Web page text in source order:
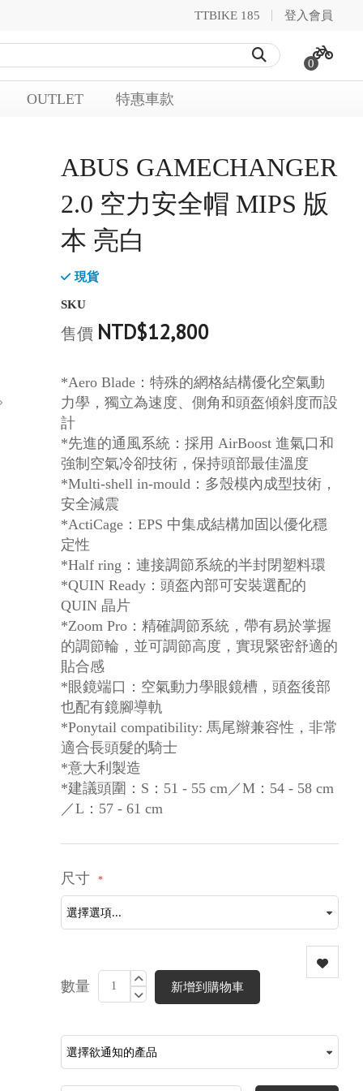
TTBIKE 185 登入會員
0
OUTLET 特惠車款
ABUS GAMECHANGER
2.0 空力安全帽 MIPS 版
本 亮白
現貨
SKU
售價 NTD$12,800
*Aero Blade：特殊的網格結構優化空氣動
力學，獨立為速度、側角和頭盔傾斜度而設
計
*先進的通風系統：採用 AirBoost 進氣口和
強制空氣冷卻技術，保持頭部最佳溫度
*Multi-shell in-mould：多殼模內成型技術，
安全減震
*ActiCage：EPS 中集成結構加固以優化穩
定性
*Half ring：連接調節系統的半封閉塑料環
*QUIN Ready：頭盔內部可安裝選配的
QUIN 晶片
*Zoom Pro：精確調節系統，帶有易於掌握
的調節輪，並可調節高度，實現緊密舒適的
貼合感
*眼鏡端口：空氣動力學眼鏡槽，頭盔後部
也配有鏡腳導軌
*Ponytail compatibility: 馬尾辮兼容性，非常
適合長頭髮的騎士
*意大利製造
*建議頭圍：S：51 - 55 cm／M：54 - 58 cm
／L：57 - 61 cm
尺寸
數量 新增到購物車